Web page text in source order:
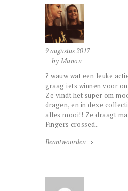
9 augustus 2017
by Manon
? wauw wat een leuke
graag iets winnen voor
Ze vindt het super om
dragen, en in deze
alles mooi!! Ze draagt
Fingers crossed..
Beantwoorden